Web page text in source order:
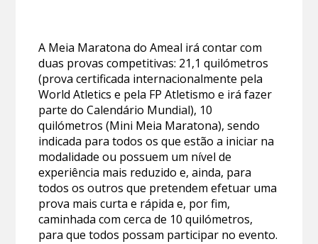
A Meia Maratona do Ameal irá contar com
duas provas competitivas: 21,1 quilómetros
(prova certificada internacionalmente pela
World Atletics e pela FP Atletismo e irá fazer
parte do Calendário Mundial), 10
quilómetros (Mini Meia Maratona), sendo
indicada para todos os que estão a iniciar na
modalidade ou possuem um nível de
experiência mais reduzido e, ainda, para
todos os outros que pretendem efetuar uma
prova mais curta e rápida e, por fim,
caminhada com cerca de 10 quilómetros,
para que todos possam participar no evento.